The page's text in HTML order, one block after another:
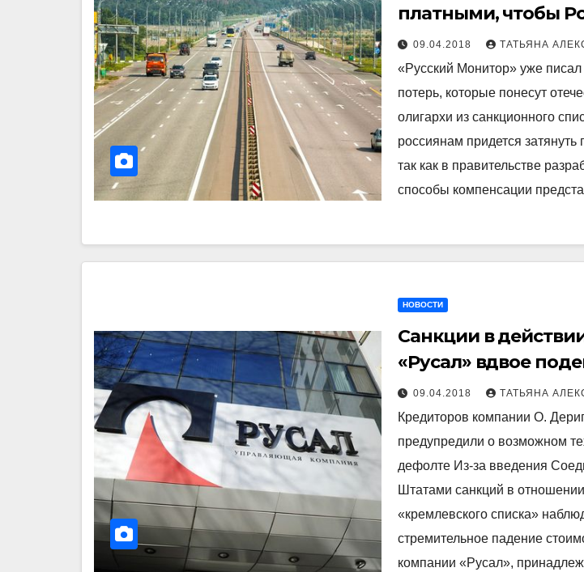
платными, чтобы
компенсировал
потери
09.04.2018 ТАТЬЯНА
«Русский Монитор» уже писал
потерь, которые понесут
олигархи из санкционного
россиянам придется затянуть
так как в правительстве
способы компенсации
НОВОСТИ
Санкции в
«Русал» вдвое
09.04.2018 ТАТЬЯНА
Кредиторов компании О.
предупредили о возможном
дефолте Из-за введения
Штатами санкций в
«кремлевского списка»
стремительное падение
компании «Русал»,